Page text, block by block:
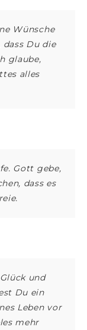
Wünsche
Du die
glaube,
alles
Gott gebe,
dass es
und
Du ein
Leben vor
mehr